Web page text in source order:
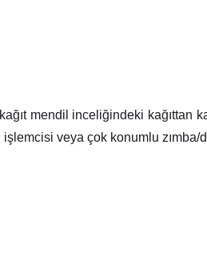
mendil inceliğindeki kağıttan
işlemcisi veya çok konumlu